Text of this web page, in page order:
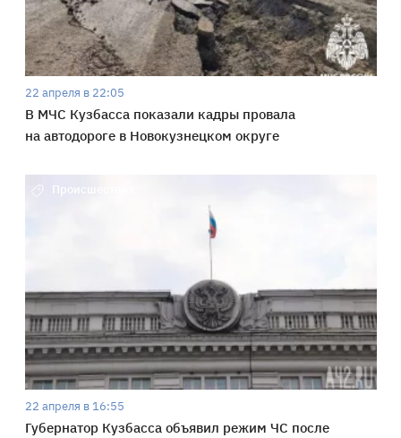
22 апреля в 22:05
В МЧС Кузбасса показали кадры провала
на автодороге в Новокузнецком округе
Происшествия
22 апреля в 16:55
Губернатор Кузбасса объявил режим ЧС после